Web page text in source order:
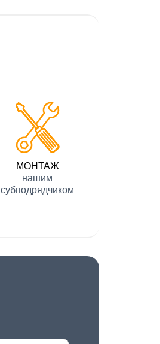
МОНТАЖ
нашим
субподрядчиком